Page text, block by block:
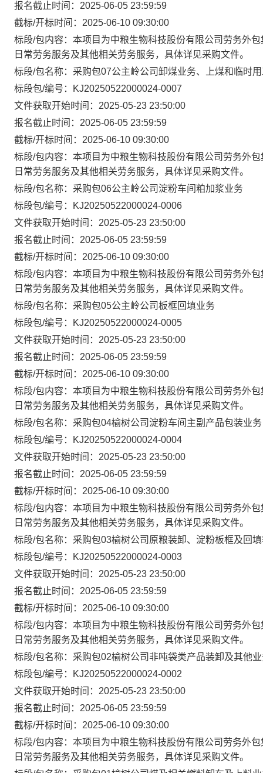
报名截止时间：2025-06-05 23:59:59
截标/开标时间：2025-06-10 09:30:00
标段/包内容：本项目为中粮生物科技股份有限公司劳务外
日常劳务服务及其他相关劳务服务，具体详见采购文件。
标段/包名称：采购包07公主岭公司卸煤业务、上煤和临时
标段包/编号：KJ20250522000024-0007
文件获取开始时间：2025-05-23 23:50:00
报名截止时间：2025-06-05 23:59:59
截标/开标时间：2025-06-10 09:30:00
标段/包内容：本项目为中粮生物科技股份有限公司劳务外
日常劳务服务及其他相关劳务服务，具体详见采购文件。
标段/包名称：采购包06公主岭公司淀粉车间粕加浆业务
标段包/编号：KJ20250522000024-0006
文件获取开始时间：2025-05-23 23:50:00
报名截止时间：2025-06-05 23:59:59
截标/开标时间：2025-06-10 09:30:00
标段/包内容：本项目为中粮生物科技股份有限公司劳务外
日常劳务服务及其他相关劳务服务，具体详见采购文件。
标段/包名称：采购包05公主岭公司板框回填业务
标段包/编号：KJ20250522000024-0005
文件获取开始时间：2025-05-23 23:50:00
报名截止时间：2025-06-05 23:59:59
截标/开标时间：2025-06-10 09:30:00
标段/包内容：本项目为中粮生物科技股份有限公司劳务外
日常劳务服务及其他相关劳务服务，具体详见采购文件。
标段/包名称：采购包04榆树公司淀粉车间主副产品包装业务
标段包/编号：KJ20250522000024-0004
文件获取开始时间：2025-05-23 23:50:00
报名截止时间：2025-06-05 23:59:59
截标/开标时间：2025-06-10 09:30:00
标段/包内容：本项目为中粮生物科技股份有限公司劳务外
日常劳务服务及其他相关劳务服务，具体详见采购文件。
标段/包名称：采购包03榆树公司原粮装卸、淀粉板框及回
标段包/编号：KJ20250522000024-0003
文件获取开始时间：2025-05-23 23:50:00
报名截止时间：2025-06-05 23:59:59
截标/开标时间：2025-06-10 09:30:00
标段/包内容：本项目为中粮生物科技股份有限公司劳务外
日常劳务服务及其他相关劳务服务，具体详见采购文件。
标段/包名称：采购包02榆树公司非吨袋类产品装卸及其他
标段包/编号：KJ20250522000024-0002
文件获取开始时间：2025-05-23 23:50:00
报名截止时间：2025-06-05 23:59:59
截标/开标时间：2025-06-10 09:30:00
标段/包内容：本项目为中粮生物科技股份有限公司劳务外
日常劳务服务及其他相关劳务服务，具体详见采购文件。